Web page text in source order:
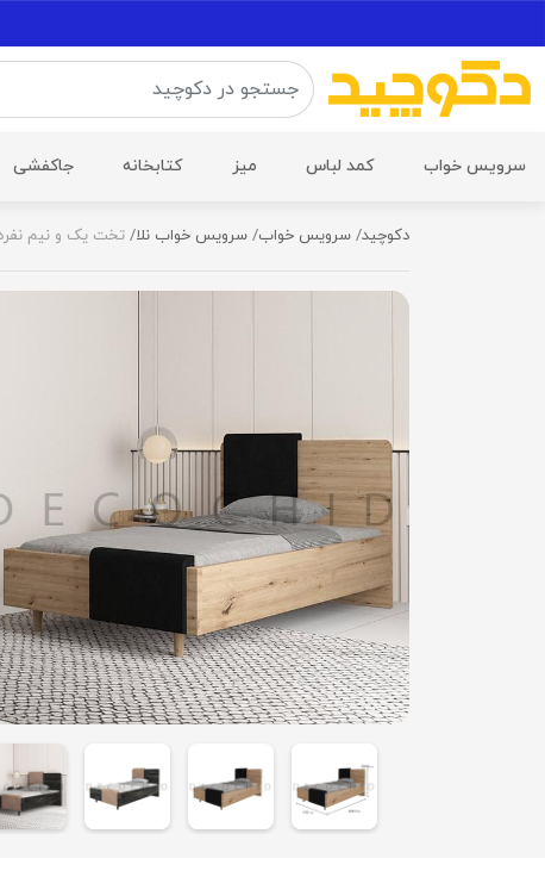
سرویس خواب کمد لباس میز کتابخانه جاکفشی
دکوچید سرویس خواب سرویس خواب نلا تخت یک و نیم نفره